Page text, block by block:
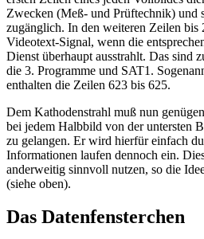
Zwecken (Meß- und Prüftechnik) und
zugänglich. In den weiteren Zeilen bis
Videotext-Signal, wenn die
Dienst überhaupt ausstrahlt. Das sind
die 3. Programme und SAT1.
enthalten die Zeilen 623 bis 625.
Dem Kathodenstrahl muß nun
bei jedem Halbbild von der untersten
zu gelangen. Er wird hierfür einfach
Informationen laufen dennoch ein.
anderweitig sinnvoll nutzen, so die
(siehe oben).
Das Datenfensterchen